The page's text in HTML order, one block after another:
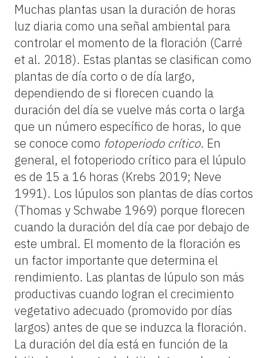
Muchas plantas usan la duración de horas
luz diaria como una señal ambiental para
controlar el momento de la floración (Carré
et al. 2018). Estas plantas se clasifican como
plantas de día corto o de día largo,
dependiendo de si florecen cuando la
duración del día se vuelve más corta o larga
que un número específico de horas, lo que
se conoce como fotoperiodo crítico. En
general, el fotoperiodo crítico para el lúpulo
es de 15 a 16 horas (Krebs 2019; Neve
1991). Los lúpulos son plantas de días cortos
(Thomas y Schwabe 1969) porque florecen
cuando la duración del día cae por debajo de
este umbral. El momento de la floración es
un factor importante que determina el
rendimiento. Las plantas de lúpulo son más
productivas cuando logran el crecimiento
vegetativo adecuado (promovido por días
largos) antes de que se induzca la floración.
La duración del día está en función de la